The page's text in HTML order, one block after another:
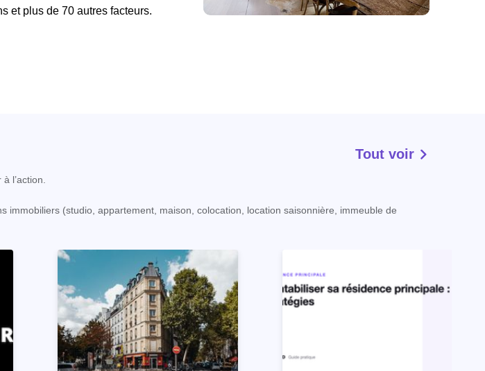
et plus de 70 autres facteurs.
Tout voir
l’action.
immobiliers (studio, appartement, maison, colocation, location saisonnière, immeuble de